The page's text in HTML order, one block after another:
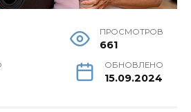
ПРОСМОТРОВ
661
ОБНОВЛЕНО
15.09.2024